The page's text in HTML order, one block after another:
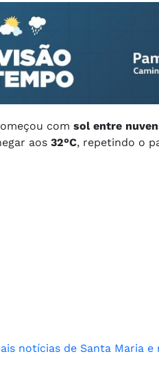
com sol entre
aos 32°C, repetindo o
notícias de Santa Maria e